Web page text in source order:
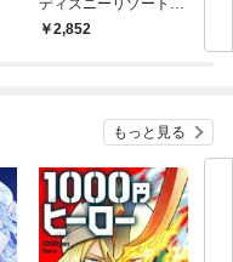
ディズニーリゾート
ＨＡＰＰＩＮＥＳＳ
2,852
もっと見る